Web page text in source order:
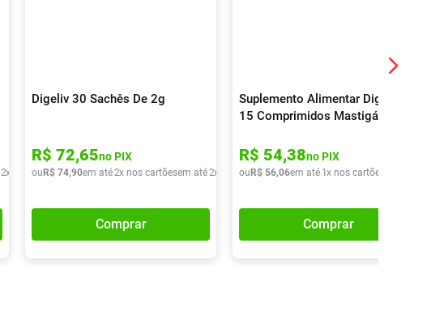
2x de R$ 39,43
Digeliv 30 Sachês De 2g
R$ 72,65no PIX
ou R$ 74,90em até2x nos cartõesem até2x de R$ 37,45
Comprar
Suplemento Alimentar Digeliv
15 Comprimidos Mastigáveis
R$ 54,38no PIX
ou R$ 56,06em até 1x nos cartões
Comprar